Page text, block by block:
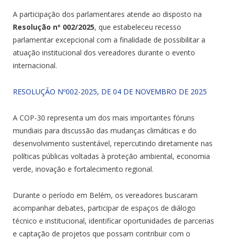
A participação dos parlamentares atende ao disposto na
Resolução nº 002/2025, que estabeleceu recesso
parlamentar excepcional com a finalidade de possibilitar a
atuação institucional dos vereadores durante o evento
internacional.
RESOLUÇÃO Nº002-2025, DE 04 DE NOVEMBRO DE 2025
A COP-30 representa um dos mais importantes fóruns
mundiais para discussão das mudanças climáticas e do
desenvolvimento sustentável, repercutindo diretamente nas
políticas públicas voltadas à proteção ambiental, economia
verde, inovação e fortalecimento regional.
Durante o período em Belém, os vereadores buscaram
acompanhar debates, participar de espaços de diálogo
técnico e institucional, identificar oportunidades de parcerias
e captação de projetos que possam contribuir com o